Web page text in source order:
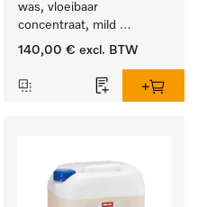
was, vloeibaar
concentraat, mild
alkalisch, 20 l voor het
en gevoelig textiel.
140,00 € excl. BTW